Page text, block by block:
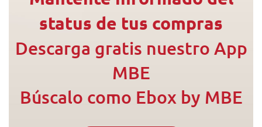
status de tus compras
Descarga gratis nuestro App
MBE
Búscalo como Ebox by MBE